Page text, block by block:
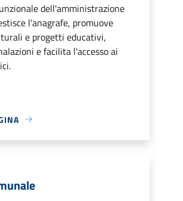
dell'amministrazione
l'anagrafe, promuove
e progetti educativi,
e facilita l'accesso ai